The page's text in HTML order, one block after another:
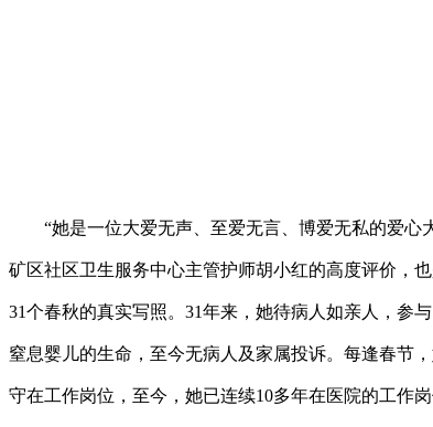
“她是一位大爱无声、至爱无言、博爱无私的爱心
矿区社区卫生服务中心主管护师胡小红的高度评价，
31个春秋的真实写照。31年来，她待病人如亲人，参
窒息婴儿的生命，至今无病人及家属投诉。每逢春节
守在工作岗位，至今，她已连续10多年在医院的工作